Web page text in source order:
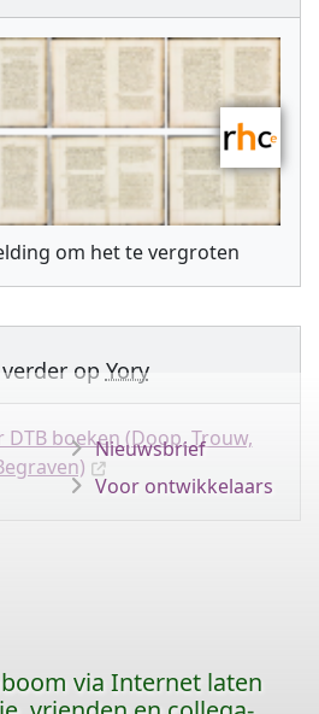
om het te vergroten
op Yory
boeken (Doop, Trouw,
Nieuwsbrief
Voor ontwikkelaars
via Internet laten